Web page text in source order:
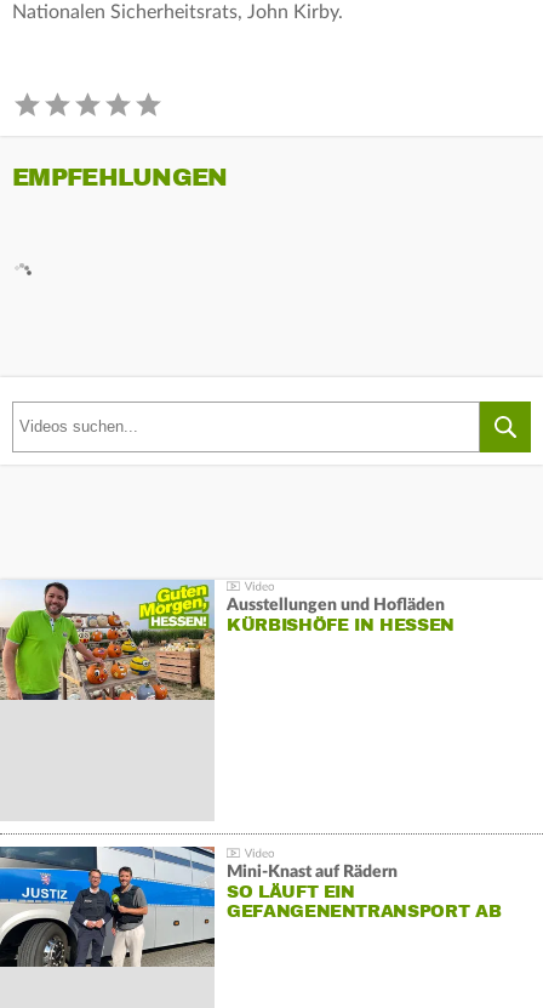
Nationalen Sicherheitsrats, John Kirby.
EMPFEHLUNGEN
Ausstellungen und Hofläden
KÜRBISHÖFE IN HESSEN
Mini-Knast auf Rädern
SO LÄUFT EIN
GEFANGENENTRANSPORT AB